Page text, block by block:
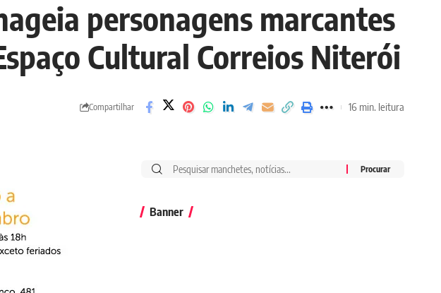
personagens marcantes
Cultural Correios Niterói
Compartilhar 16 min. leitura
Banner